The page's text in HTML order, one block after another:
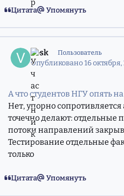
Цитата Упомянуть
vosk Пользователь
Опубликовано16
А что студентов НГУ опять
Нет, упорно
точечно делают: отдельные
потоки направлений
Тестирование отдельные
только
Цитата Упомянуть